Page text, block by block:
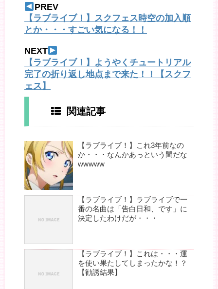
PREV
【ラブライブ！】スクフェス時空の加入順
とか・・・すごい気になる！！
NEXT
【ラブライブ！】ようやくチュートリアル
完了の折り返し地点まで来た！！【スクフ
ェス】
関連記事
【ラブライブ！】これ3年前なの
か・・・なんかあっという間だな
wwwww
【ラブライブ！】ラブライブで一
番の名曲は「告白日和、です」に
決定したわけだが・・・
【ラブライブ！】これは・・・運
を使い果たしてしまったかな！？
【勧誘結果】